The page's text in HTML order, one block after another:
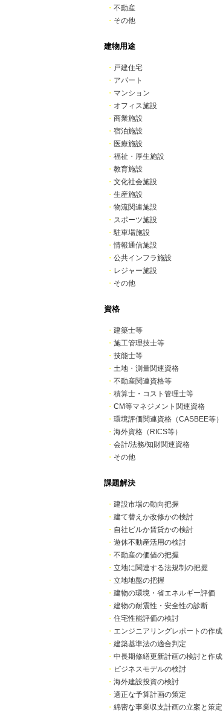
・ 不動産
・ その他
建物用途
・ 戸建住宅
・ アパート
・ マンション
・ オフィス施設
・ 商業施設
・ 宿泊施設
・ 医療施設
・ 福祉・厚生施設
・ 教育施設
・ 文化社会施設
・ 生産施設
・ 物流関連施設
・ スポーツ施設
・駐車場施設
・情報通信施設
・ 公共インフラ施設
・ レジャー施設
・ その他
資格
・ 建築士等
・ 施工管理技士等
・ 技能士等
・ 土地・測量関連資格
・ 不動産関連資格等
・ 積算士・コスト管理士等
・ CM等マネジメント関連資格
・ 環境評価関連資格（CASBEE等）
・ 海外資格（RICS等）
・ 会計/法務/知財関連資格
・ その他
課題解決
・ 建設市場の動向把握
・ 建て替えか改修かの検討
・ 自社ビルか賃貸かの検討
・ 遊休不動産活用の検討
・ 不動産の価値の把握
・ 立地に関連する法規制の把握
・ 立地地盤の把握
・ 建物の環境・省エネルギー評価
・ 建物の耐震性・安全性の診断
・ 住宅性能評価の検討
・ エンジニアリングレポートの作成
・ 建築基準法の適合判定
・ 中長期修繕更新計画の検討と作成
・ ビジネスモデルの検討
・ 海外建設投資の検討
・ 適正な予算計画の策定
・ 綿密な事業収支計画の立案と策定